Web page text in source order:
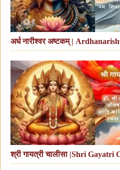
अर्ध नारीश्वर अष्टकम् |
श्री गायत्री चालीसा |Shri Gayatri